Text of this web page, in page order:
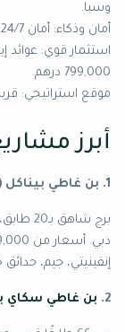
وسبا.
أمان وذكاء: أمان 24/7، تقنيات منازل ذكية، وكونسيرج 5 نجوم.
799,000 درهم.
موقع استراتيجي:
أبرز
1. بن غاطي بيناكل (Binghatti Pinnacle) – الجداف
إنفينيتي، جيم،
2. بن غاطي سكاي